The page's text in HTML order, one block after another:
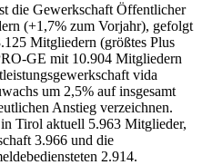
die Gewerkschaft Öffentlicher
(+1,7% zum Vorjahr), gefolgt
Mitgliedern (größtes Plus
GE mit 10.904 Mitgliedern
vida
um 2,5% auf insgesamt
Anstieg verzeichnen.
Tirol aktuell 5.963 Mitglieder,
3.966 und die
2.914.